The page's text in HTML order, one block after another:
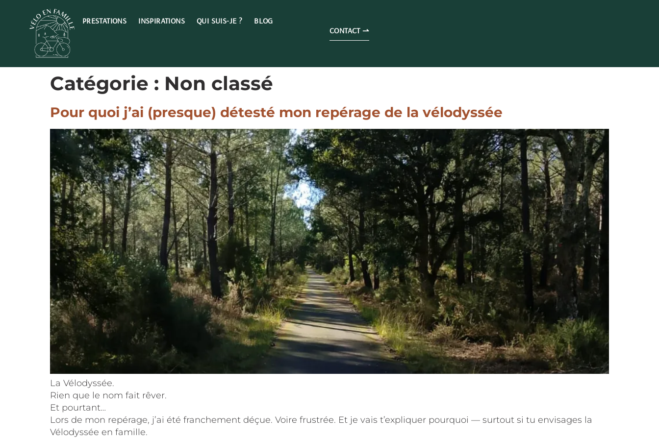
PRESTATIONS INSPIRATIONS QUI SUIS-JE ?
BLOG
CONTACT ⇀
Catégorie : Non classé
Pour quoi j’ai (presque) détesté mon repérage de la vélodyssée
La Vélodyssée.
Rien que le nom fait rêver.
Et pourtant…
Lors de mon repérage, j’ai été franchement déçue. Voire frustrée. Et je vais t’expliquer pourquoi — surtout si tu envisages la
Vélodyssée en famille.